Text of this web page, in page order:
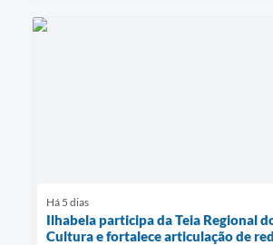
Há 5 dias
Ilhabela participa da Teia Regional
Cultura e fortalece articulação de